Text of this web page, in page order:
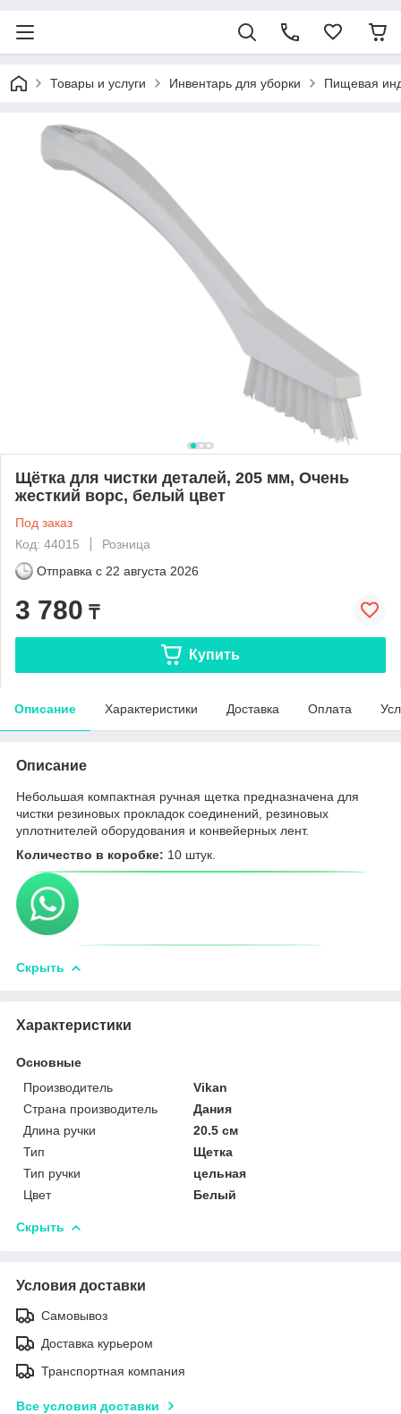
Товары и услуги Инвентарь для уборки Пищевая
Щётка для чистки деталей, 205 мм, Очень
жесткий ворс, белый цвет
Под заказ
Код: 44015
Розница
Отправка с 22 августа 2026
3 780 ₸
Купить
Описание Характеристики Доставка Оплата
Описание
Небольшая компактная ручная щетка предназначена для
чистки резиновых прокладок соединений, резиновых
уплотнителей оборудования и конвейерных лент.
Количество в коробке: 10 штук.
Скрыть
Характеристики
Основные
Производитель
Vikan
Страна производитель
Дания
Длина ручки
20.5 см
Тип
Щетка
Тип ручки
цельная
Цвет
Белый
Скрыть
Условия доставки
Самовывоз
Доставка курьером
Транспортная компания
Все условия доставки